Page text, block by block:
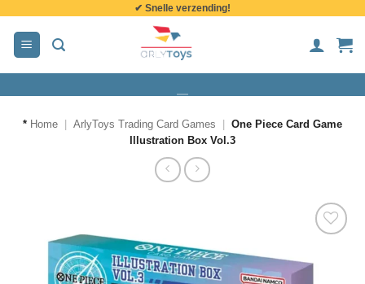
inhoud
✔ Snelle verzending!
* Home ArlyToys Trading Card Games
One Piece Card Game
Illustration Box Vol.3